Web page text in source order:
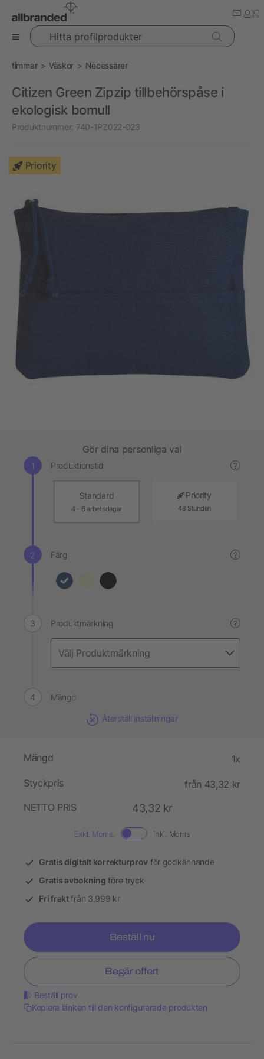
Hitta profilprodukter
timmar Väskor Necessärer
Citizen Green Zipzip tillbehörspåse i
ekologisk bomull
Produktnummer: 740-1PZ022-023
Priority
Gör dina personliga val
Produktionstid ?
Standard
4 - 6 arbetsdagar
Priority
48 Stunden
Färg ?
Produktmärkning ?
Mängd
Återställ inställningar
Mängd 1x
Styckpris
från 43,32 kr
NETTO PRIS
43,32 kr
Exkl. Moms. Inkl. Moms
Gratis digitalt korrekturprov för godkännande
Gratis avbokning före tryck
Fri fraktfrån 3.999 kr
Beställ nu
Begär offert
Beställ prov
Kopiera länken till den konfigurerade produkten